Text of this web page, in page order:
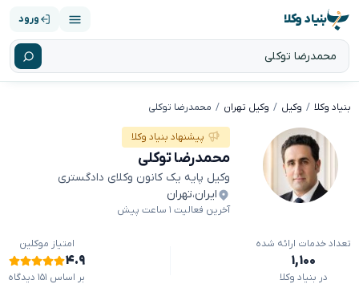
بنیاد وکلا ورود
بنیاد وکلا وکیل وکیل تهران محمدرضا توکلی
پیشنهاد بنیاد وکلا
محمدرضا توکلی
وکیل پایه یک کانون وکلای دادگستری
ایران،تهران
آخرین فعالیت ۱ ساعت پیش
تعداد خدمات ارائه شده
۱,۱۰۰
در بنیاد وکلا
امتیاز موکلین
۴.۹
بر اساس ۱۵۱ دیدگاه